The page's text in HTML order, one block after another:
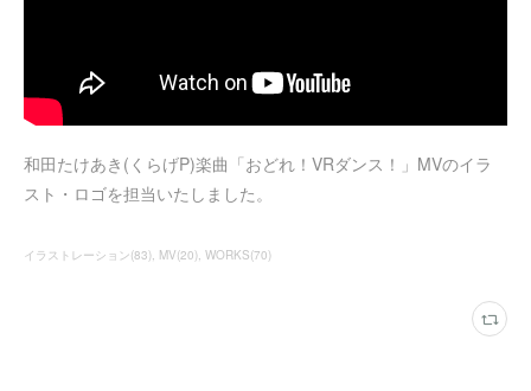
和田たけあき(くらげP)楽曲「おどれ！VRダンス！」MVのイラ
スト・ロゴを担当いたしました。
イラストレーション(83) MV(20) WORKS(70)